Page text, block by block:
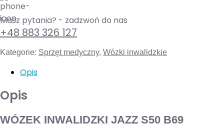
Masz pytania? - zadzwoń do nas
+48 883 326 127
Kategorie: Sprzęt medyczny, Wózki inwalidzkie
Opis
Opis
WÓZEK INWALIDZKI JAZZ S50 B69